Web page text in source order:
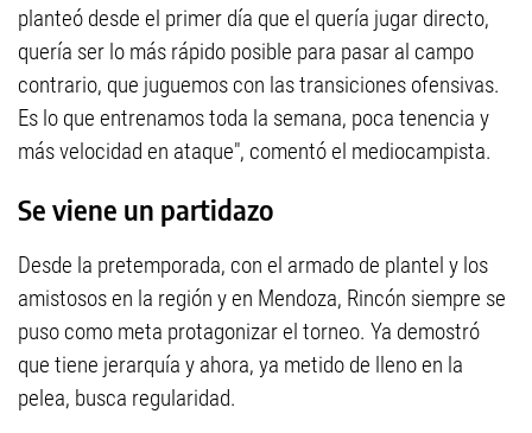
planteó desde el primer día que el quería jugar directo,
quería ser lo más rápido posible para pasar al campo
contrario, que juguemos con las transiciones ofensivas.
Es lo que entrenamos toda la semana, poca tenencia y
más velocidad en ataque", comentó el mediocampista.
Se viene un partidazo
Desde la pretemporada, con el armado de plantel y los
amistosos en la región y en Mendoza, Rincón siempre se
puso como meta protagonizar el torneo. Ya demostró
que tiene jerarquía y ahora, ya metido de lleno en la
pelea, busca regularidad.